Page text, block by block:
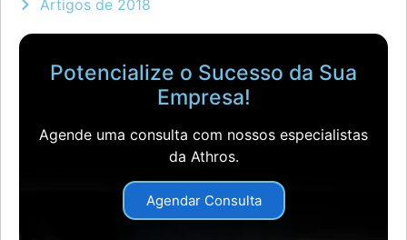
Artigos de 2018
Potencialize o Sucesso da Sua
Empresa!
Agende uma consulta com nossos especialistas
da Athros.
Agendar Consulta